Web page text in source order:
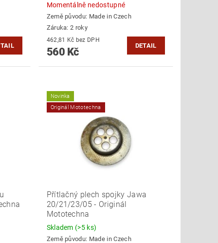
Momentálně nedostupné
Země původu: Made in Czech
Záruka: 2 roky
462,81 Kč bez DPH
560 Kč
DETAIL
Novinka
Originál Mototechna
Přítlačný plech spojky Jawa
20/21/23/05 - Originál
Mototechna
Skladem (>5 ks)
Země původu: Made in Czech